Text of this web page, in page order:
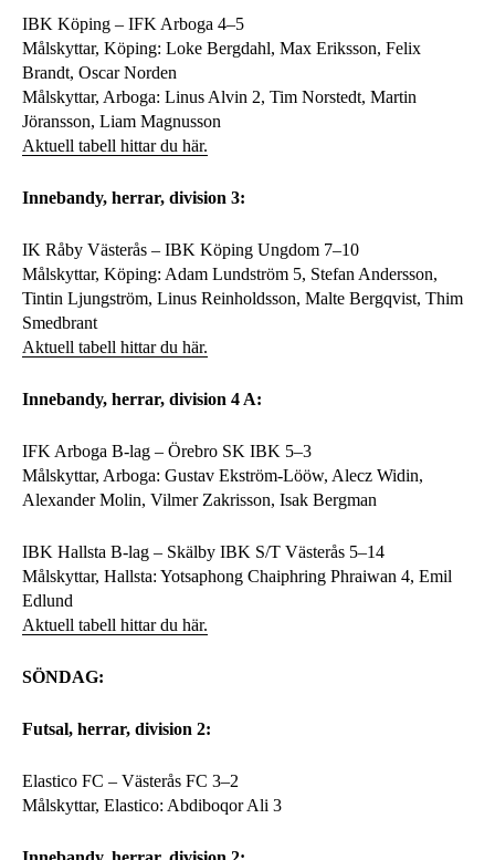
IBK Köping – IFK Arboga 4–5
Målskyttar, Köping: Loke Bergdahl, Max Eriksson, Felix
Brandt, Oscar Norden
Målskyttar, Arboga: Linus Alvin 2, Tim Norstedt, Martin
Jöransson, Liam Magnusson
Aktuell tabell hittar du här.
Innebandy, herrar, division 3:
IK Råby Västerås – IBK Köping Ungdom 7–10
Målskyttar, Köping: Adam Lundström 5, Stefan Andersson,
Tintin Ljungström, Linus Reinholdsson, Malte Bergqvist, Thim
Smedbrant
Aktuell tabell hittar du här.
Innebandy, herrar, division 4 A:
IFK Arboga B-lag – Örebro SK IBK 5–3
Målskyttar, Arboga: Gustav Ekström-Lööw, Alecz Widin,
Alexander Molin, Vilmer Zakrisson, Isak Bergman
IBK Hallsta B-lag – Skälby IBK S/T Västerås 5–14
Målskyttar, Hallsta: Yotsaphong Chaiphring Phraiwan 4, Emil
Edlund
Aktuell tabell hittar du här.
SÖNDAG:
Futsal, herrar, division 2:
Elastico FC – Västerås FC 3–2
Målskyttar, Elastico: Abdiboqor Ali 3